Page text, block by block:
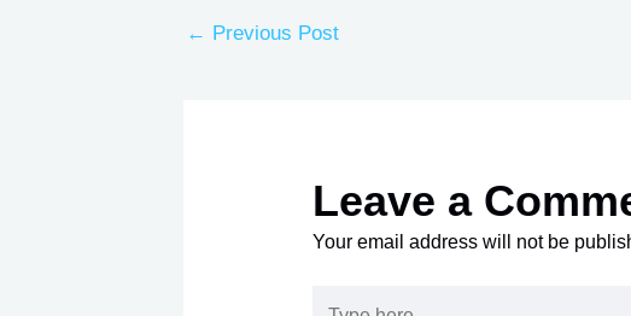
← Previous Post
Leave a
Your email address will not be